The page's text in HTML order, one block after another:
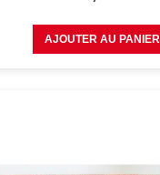
AJOUTER AU PANIER